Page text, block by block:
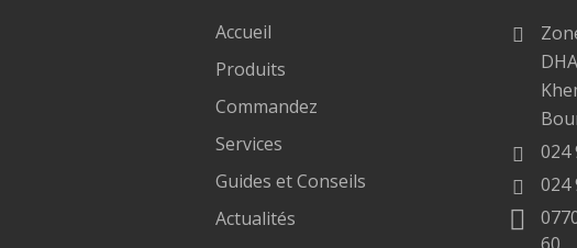
Accueil
Produits
Commandez
Services
Guides et Conseils
Actualités
024
024